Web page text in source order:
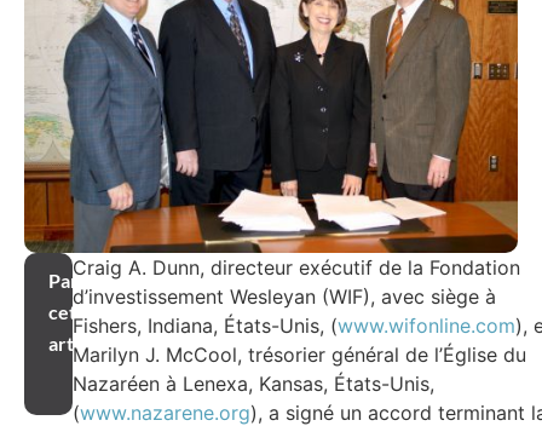
Partager
cet
article
Craig A. Dunn, directeur exécutif de la Fondation
d’investissement Wesleyan (WIF), avec siège à
Fishers, Indiana, États-Unis, (www.wifonline.com),
Marilyn J. McCool, trésorier général de l’Église du
Nazaréen à Lenexa, Kansas, États-Unis,
(www.nazarene.org), a signé un accord terminant